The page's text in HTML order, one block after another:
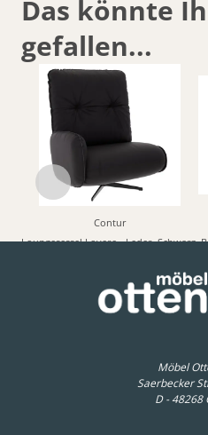
Das könnte
gefallen...
Contur
Loungesessel Lovere - Leder, Schwarz,
3.749,00 € *
Möbel
Saerbecker
D - 48268